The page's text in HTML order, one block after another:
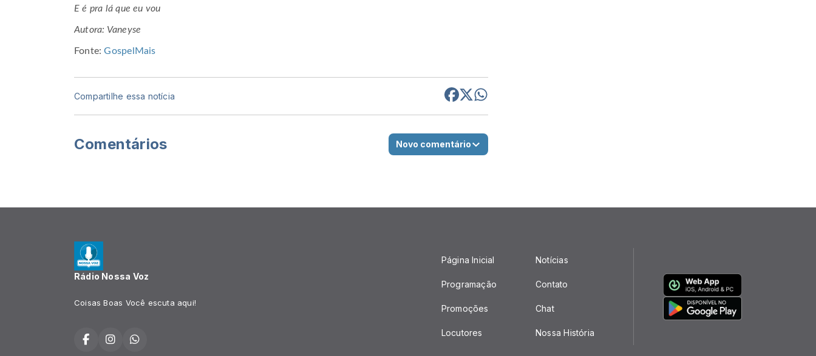
E é pra lá que eu vou
Autora: Vaneyse
Fonte:GospelMais
Compartilhe essa notícia
Comentários Novo comentário
Rádio Nossa Voz
Coisas Boas Você escuta aqui!
Página Inicial
Programação
Promoções
Locutores
Notícias
Contato
Chat
Nossa História